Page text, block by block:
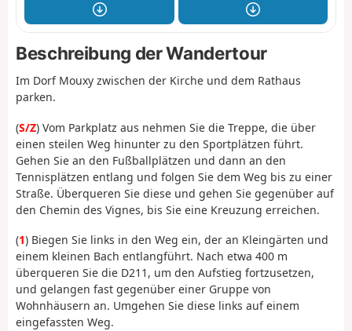
Beschreibung der Wandertour
Im Dorf Mouxy zwischen der Kirche und dem Rathaus
parken.
(S/Z) Vom Parkplatz aus nehmen Sie die Treppe, die über
einen steilen Weg hinunter zu den Sportplätzen führt.
Gehen Sie an den Fußballplätzen und dann an den
Tennisplätzen entlang und folgen Sie dem Weg bis zu einer
Straße. Überqueren Sie diese und gehen Sie gegenüber auf
den Chemin des Vignes, bis Sie eine Kreuzung erreichen.
(1) Biegen Sie links in den Weg ein, der an Kleingärten und
einem kleinen Bach entlangführt. Nach etwa 400 m
überqueren Sie die D211, um den Aufstieg fortzusetzen,
und gelangen fast gegenüber einer Gruppe von
Wohnhäusern an. Umgehen Sie diese links auf einem
eingefassten Weg.